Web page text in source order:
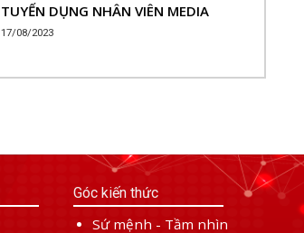
TUYỂN DỤNG NHÂN VIÊN MEDIA
17/08/2023
Góc kiến thức
Sứ mệnh - Tầm nhìn